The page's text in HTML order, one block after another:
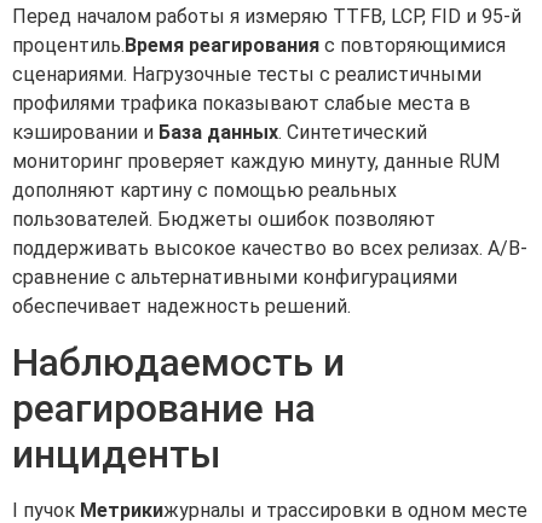
Перед началом работы я измеряю TTFB, LCP, FID и 95-й
процентиль. Время реагирования с повторяющимися
сценариями. Нагрузочные тесты с реалистичными
профилями трафика показывают слабые места в
кэшировании и База данных. Синтетический
мониторинг проверяет каждую минуту, данные RUM
дополняют картину с помощью реальных
пользователей. Бюджеты ошибок позволяют
поддерживать высокое качество во всех релизах. A/B-
сравнение с альтернативными конфигурациями
обеспечивает надежность решений.
Наблюдаемость и
реагирование на
инциденты
I пучок Метрикижурналы и трассировки в одном месте